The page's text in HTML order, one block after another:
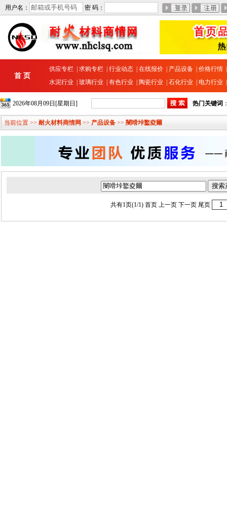
用户名： 密 码：
首 页
供应专栏 求购专栏 行业动态 在线报价 产品设备 价格行情
水泥行业
玻璃行业 有色行业 陶瓷行业 石化行业 电力行业
2026年08月09日[星期日] 热门关键词
当前位置 >> 耐火材料商情网 >> 产品设备 >> 閿嗗垰鐜夌爾
共有1页(1/1) 首页 上一页 下一页 尾页